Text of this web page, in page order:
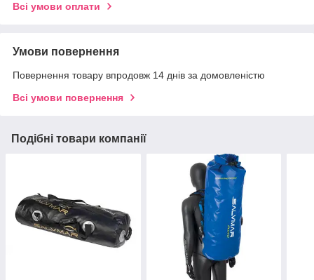
Всі умови оплати
Умови повернення
Повернення товару впродовж 14 днів за домовленістю
Всі умови повернення
Подібні товари компанії